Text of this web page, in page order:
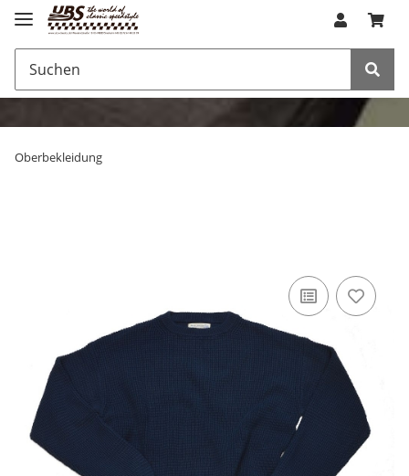
Oberbekleidung